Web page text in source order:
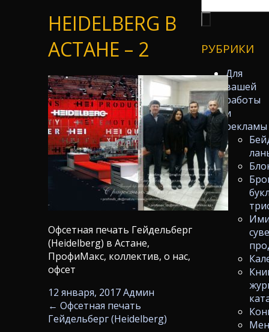
РУБРИКИ
Для
вашей
работы
и
рекламы
HEIDELBERG В
АСТАНЕ – 2
Офсетная печать Гейдельберг
(Heidelberg) в Астане,
ПрофиМакс, коллектив, о нас,
офсет
12 января, 2017 Админ
← Офсетная печать
Гейдельберг (Heidelberg)